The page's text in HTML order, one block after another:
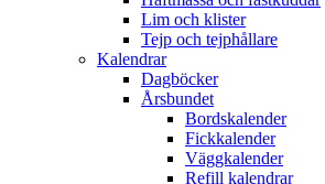
Lim och klister
Tejp och tejphållare
Kalendrar
Dagböcker
Årsbundet
Bordskalender
Fickkalender
Väggkalender
Refill kalendrar